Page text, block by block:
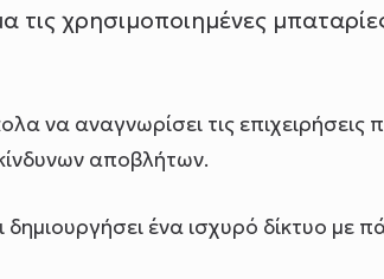
τις χρησιμοποιημένες
να αναγνωρίσει τις επιχειρήσεις
αποβλήτων.
δημιουργήσει ένα ισχυρό δίκτυο με